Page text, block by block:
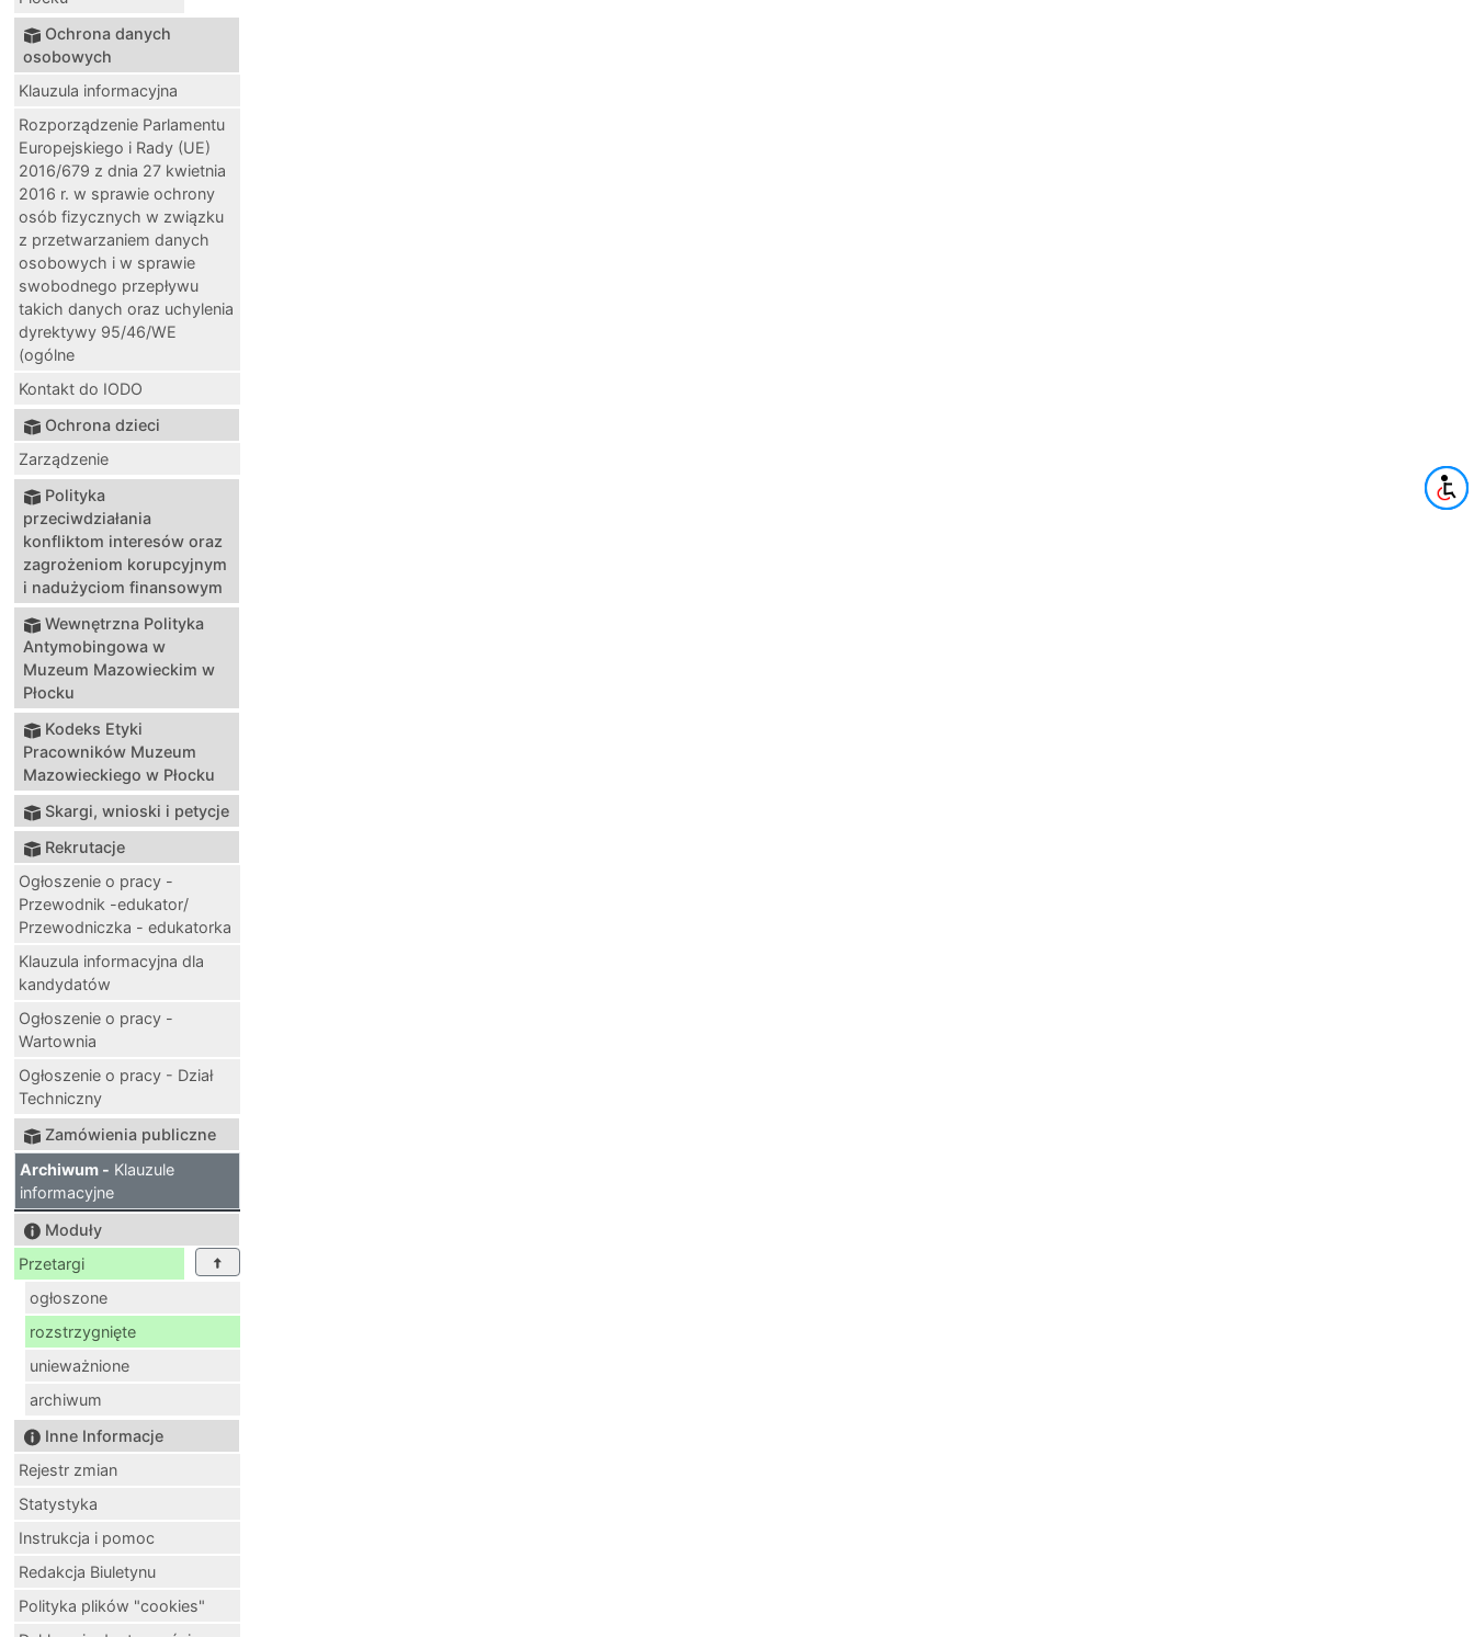
Ochrona danych
osobowych
Klauzula informacyjna
Rozporządzenie Parlamentu
Europejskiego i Rady (UE)
2016/679 z dnia 27 kwietnia
2016 r. w sprawie ochrony
osób fizycznych w związku
z przetwarzaniem danych
osobowych i w sprawie
swobodnego przepływu
takich danych oraz uchylenia
dyrektywy 95/46/WE
(ogólne
Kontakt do IODO
Ochrona dzieci
Zarządzenie
Polityka
przeciwdziałania
konfliktom interesów oraz
zagrożeniom korupcyjnym
i nadużyciom finansowym
Wewnętrzna Polityka
Antymobingowa w
Muzeum Mazowieckim w
Płocku
Kodeks Etyki
Pracowników Muzeum
Mazowieckiego w Płocku
Skargi, wnioski i petycje
Rekrutacje
Ogłoszenie o pracy -
Przewodnik -edukator/
Przewodniczka - edukatorka
Klauzula informacyjna dla
kandydatów
Ogłoszenie o pracy -
Wartownia
Ogłoszenie o pracy - Dział
Techniczny
Zamówienia publiczne
Archiwum - Klauzule
informacyjne
Moduły
Przetargi
ogłoszone
rozstrzygnięte
unieważnione
archiwum
Inne Informacje
Rejestr zmian
Statystyka
Instrukcja i pomoc
Redakcja Biuletynu
Polityka plików "cookies"